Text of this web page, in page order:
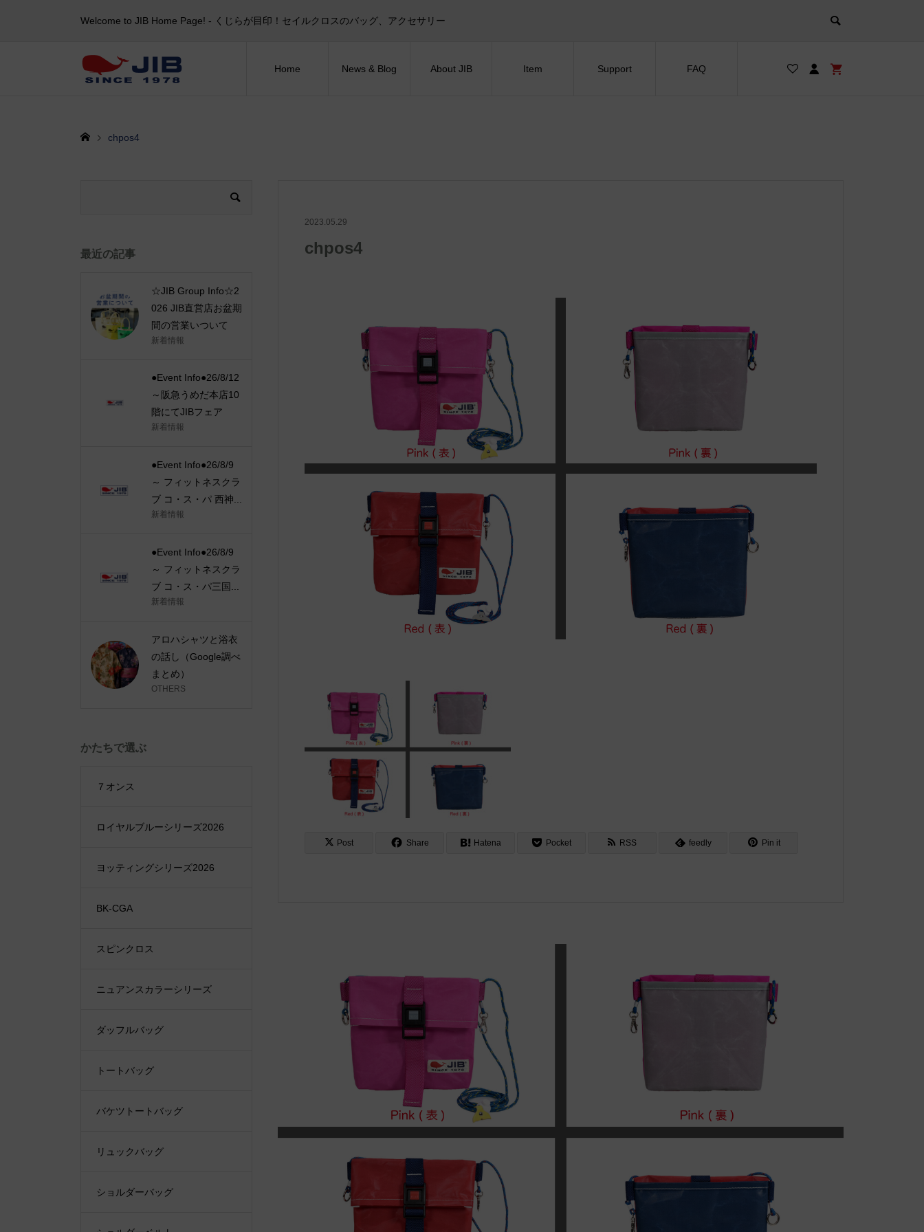
Welcome to JIB Home Page! ‐ くじらが目印！セイルクロスのバッグ、アクセサリー
Home News & Blog About JIB Item Support FAQ
chpos4
2023.05.29
chpos4
Post Share Hatena Pocket RSS feedly Pin it
最近の記事
☆JIB Group Info☆2
026 JIB直営店お盆期
間の営業いついて
新着情報
●Event Info●26/8/12
～阪急うめだ本店10
階にてJIBフェア
新着情報
●Event Info●26/8/9
～ フィットネスクラ
ブ コ・ス・パ 西神...
新着情報
●Event Info●26/8/9
～ フィットネスクラ
ブ コ・ス・パ三国...
新着情報
アロハシャツと浴衣
の話し（Google調べ
まとめ）
OTHERS
かたちで選ぶ
７オンス
ロイヤルブルーシリーズ2026
ヨッティングシリーズ2026
BK-CGA
スピンクロス
ニュアンスカラーシリーズ
ダッフルバッグ
トートバッグ
バケツトートバッグ
リュックバッグ
ショルダーバッグ